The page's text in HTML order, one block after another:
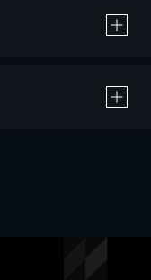
作品の購入 / レンタルです。
20％のポイント還元です。